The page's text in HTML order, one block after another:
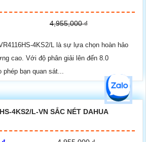
4,955,000 ₫
4KS2/L là sự lựa chọn hoàn hảo
cao. Với độ phân giải lên đến 8.0
phép bạn quan sát...
4KS2/L-VN SẮC NÉT DAHUA